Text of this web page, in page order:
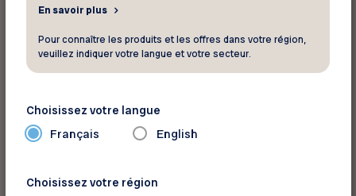
ressourcez-vous grâce à la piscine
intérieure/extérieure, le sauna, la salle de gym et
l’expérience thermale qui promettent détente et
revitalisation. Ne laissez pas passer cette
inoubliable dans un cadre exceptionnel.
lundi au vendredi.
En savoir plus
Pour connaître les produits et les offres dans votre région,
veuillez indiquer votre langue et votre secteur.
Choisissez votre langue
Français English
Choisissez votre région